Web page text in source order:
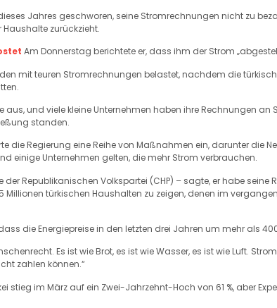
Jahres geschworen, seine Stromrechnungen nicht zu
zurückzieht.
Am Donnerstag berichtete er, dass ihm der Strom
mit teuren Stromrechnungen belastet, nachdem die
aus, und viele kleine Unternehmen haben ihre Rechnungen
standen.
die Regierung eine Reihe von Maßnahmen ein, darunter die
einige Unternehmen gelten, die mehr Strom verbrauchen.
Republikanischen Volkspartei (CHP) – sagte, er habe seine
Millionen türkischen Haushalten zu zeigen, denen im
die Energiepreise in den letzten drei Jahren um mehr als
Es ist wie Brot, es ist wie Wasser, es ist wie Luft.
zahlen können.“
stieg im März auf ein Zwei-Jahrzehnt-Hoch von 61 %, aber